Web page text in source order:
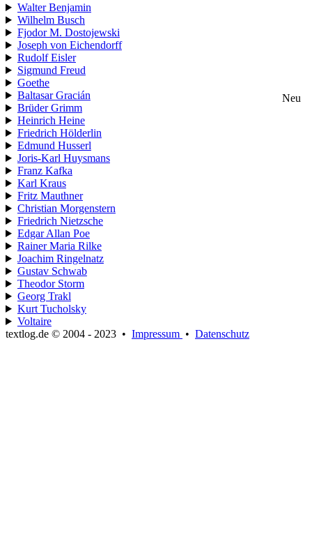
Walter Benjamin
Wilhelm Busch
Fjodor M. Dostojewski
Joseph von Eichendorff
Rudolf Eisler
Sigmund Freud
Goethe
Baltasar Gracián
Neu
Brüder Grimm
Heinrich Heine
Friedrich Hölderlin
Edmund Husserl
Joris-Karl Huysmans
Franz Kafka
Karl Kraus
Fritz Mauthner
Christian Morgenstern
Friedrich Nietzsche
Edgar Allan Poe
Rainer Maria Rilke
Joachim Ringelnatz
Gustav Schwab
Theodor Storm
Georg Trakl
Kurt Tucholsky
Voltaire
textlog.de © 2004 - 2023 • Impressum • Datenschutz